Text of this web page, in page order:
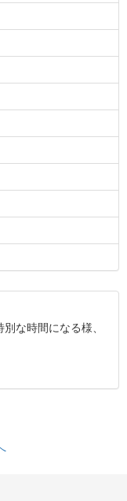
な時間になる様、